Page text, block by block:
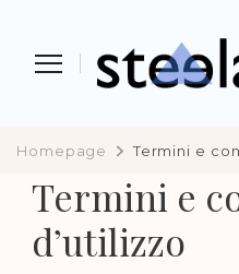
Homepage Termini e
Termini e
d’utilizzo